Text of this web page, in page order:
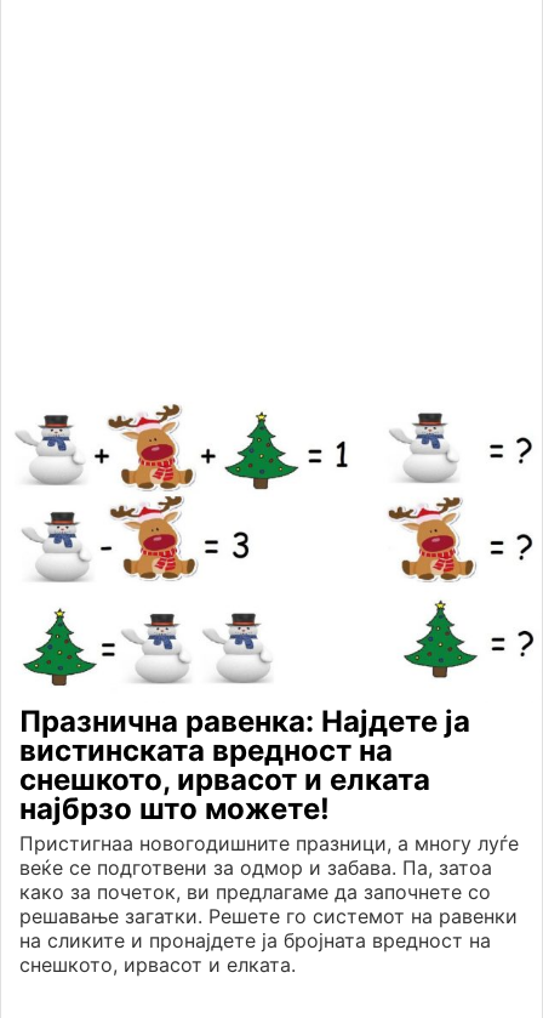
Празнична равенка: Најдете ја
вистинската вредност на
снешкото, ирвасот и елката
најбрзо што можете!
Пристигнаа новогодишните празници, а многу луѓе
веќе се подготвени за одмор и забава. Па, затоа
како за почеток, ви предлагаме да започнете со
решавање загатки. Решете го системот на равенки
на сликите и пронајдете ја бројната вредност на
снешкото, ирвасот и елката.